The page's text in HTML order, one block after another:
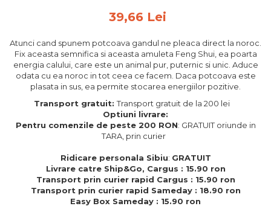
Aromaterapie
Papioane din lemn
Decoratiuni pentru casa
Genti si portofele barbati din
Produse personalizate pentru
nunti si botezuri
Martisoare
Cadouri personalizate pentru
39,66 Lei
Atunci cand spunem potcoava gandul ne pleaca direct la noroc.
Fix aceasta semnifica si aceasta amuleta Feng Shui, ea poarta
energia calului, care este un animal pur, puternic si unic. Aduce
odata cu ea noroc in tot ceea ce facem. Daca potcoava este
plasata in sus, ea permite stocarea energiilor pozitive.
Transport gratuit:Transport gratuit de la 200 lei
Optiuni livrare:
Pentru comenzile de peste 200 RON: GRATUIT oriunde in
TARA, prin curier
Ridicare personala Sibiu: GRATUIT
Livrare catre Ship&Go, Cargus : 15.90 ron
Transport prin curier rapid Cargus : 15.90 ron
Transport prin curier rapid Sameday : 18.90 ron
Easy Box Sameday : 15.90 ron